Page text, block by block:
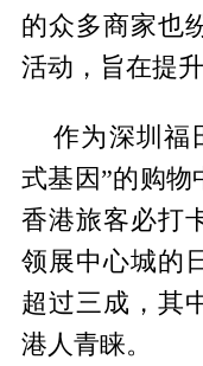
的众多商家也
活动，旨在提
作为深圳福
式基因”的购物
香港旅客必打
领展中心城的
超过三成，其
港人青睐。